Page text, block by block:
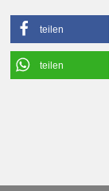
teilen
teilen